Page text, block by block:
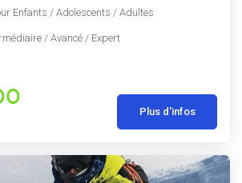
Enfants / Adolescents / Adultes
/ Avancé / Expert
Plus d'infos